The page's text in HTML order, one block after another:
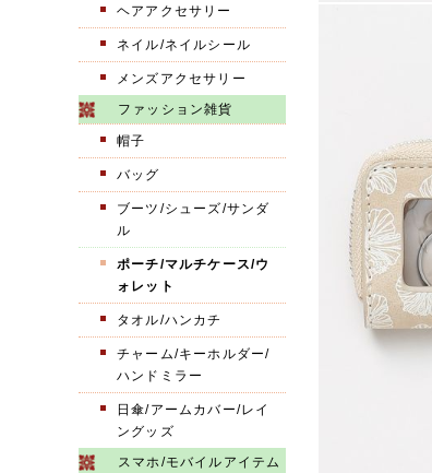
ヘアアクセサリー
ネイル/ネイルシール
メンズアクセサリー
ファッション雑貨
帽子
バッグ
ブーツ/シューズ/サンダ
ル
ポーチ/マルチケース/ウ
ォレット
タオル/ハンカチ
チャーム/キーホルダー/
ハンドミラー
日傘/アームカバー/レイ
ングッズ
スマホ/モバイルアイテム